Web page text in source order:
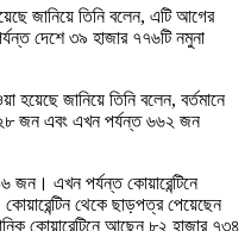
জানিয়ে তিনি বলেন, এটি আগের
দেশে ৩৯ হাজার ৭৭৬টি নমুনা
জানিয়ে তিনি বলেন, বর্তমানে
জন এবং এখন পর্যন্ত ৬৬২ জন
জন। এখন পর্যন্ত কোয়ারেন্টিনে
থেকে ছাড়পত্র পেয়েছেন
কোয়ারেন্টিনে আছেন ৮২ হাজার ৭৩৪